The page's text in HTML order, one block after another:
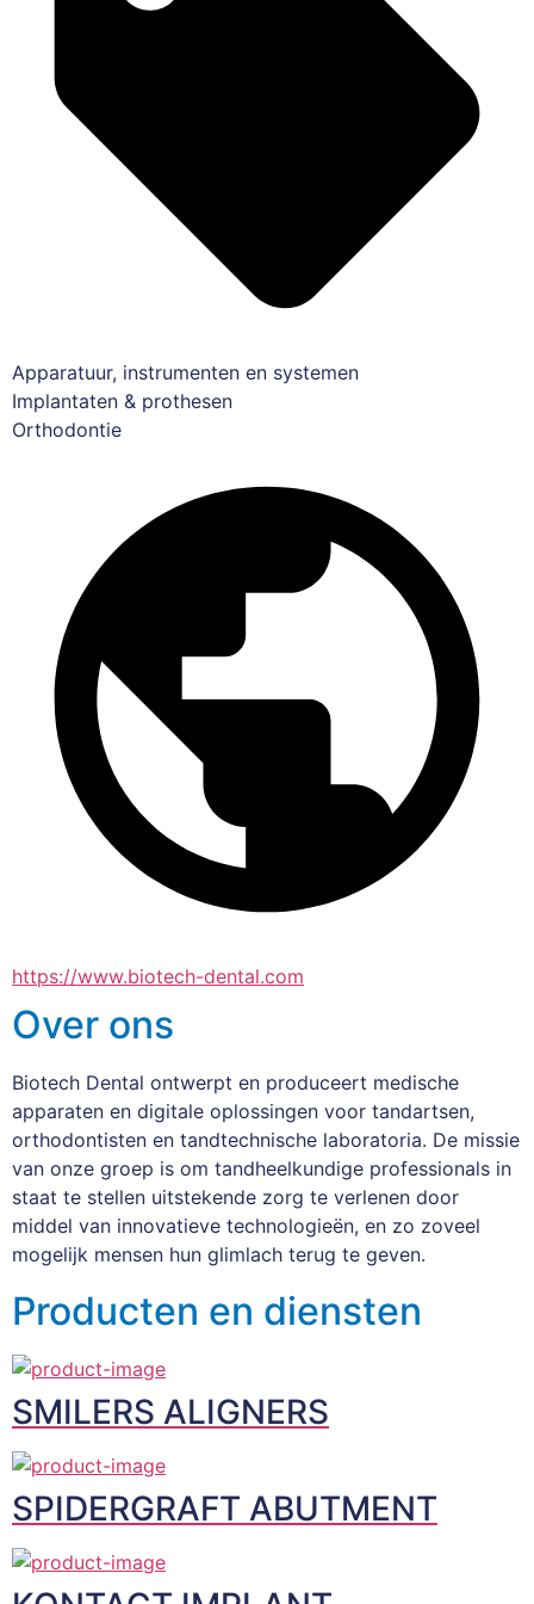
Apparatuur, instrumenten en systemen
Implantaten & prothesen
Orthodontie
https://www.biotech-dental.com
Over ons
Biotech Dental ontwerpt en produceert medische
apparaten en digitale oplossingen voor tandartsen,
orthodontisten en tandtechnische laboratoria. De missie
van onze groep is om tandheelkundige professionals in
staat te stellen uitstekende zorg te verlenen door
middel van innovatieve technologieën, en zo zoveel
mogelijk mensen hun glimlach terug te geven.
Producten en diensten
SMILERS ALIGNERS
SPIDERGRAFT ABUTMENT